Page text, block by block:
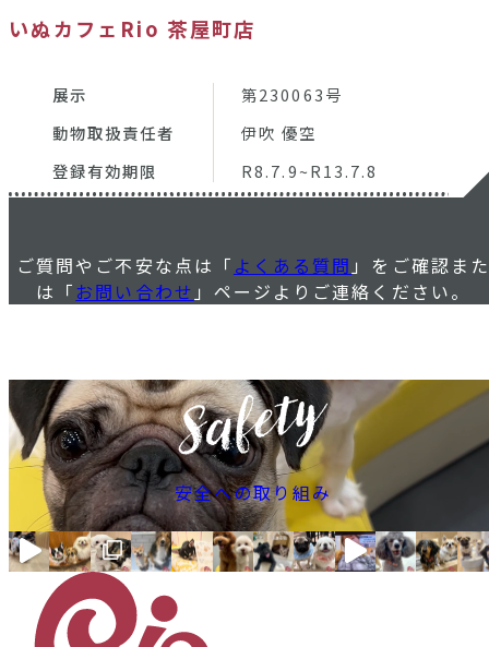
いぬカフェRio 茶屋町店
展示
第230063号
動物取扱責任者
伊吹 優空
登録有効期限
R8.7.9~R13.7.8
ご質問やご不安な点は「 よくある質問 」をご確認また
は「お問い合わせ 」ページよりご連絡ください。
安全への取り組み
MORE VIEW